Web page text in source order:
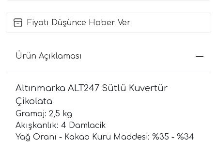
Fiyatı Düşünce Haber Ver
Ürün Açıklaması
Altınmarka ALT247 Sütlü Kuvertür
Çikolata
Gramaj: 2,5 kg
Akışkanlık: 4 Damlacik
Yağ Oranı - Kakao Kuru Maddesi: %35 - %34